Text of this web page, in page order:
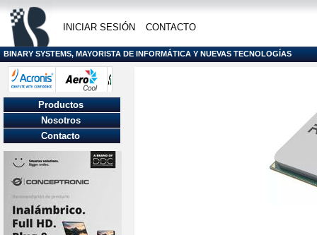
INICIAR SESIÓN CONTACTO
BINARY SYSTEMS, MAYORISTA DE INFORMÁTICA Y NUEVAS TECNOLOGÍAS
Productos
Nosotros
Contacto